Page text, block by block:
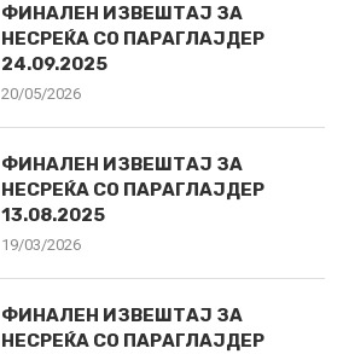
ФИНАЛЕН ИЗВЕШТАЈ ЗА
НЕСРЕЌА СО ПАРАГЛАЈДЕР
24.09.2025
20/05/2026
ФИНАЛЕН ИЗВЕШТАЈ ЗА
НЕСРЕЌА СО ПАРАГЛАЈДЕР
13.08.2025
19/03/2026
ФИНАЛЕН ИЗВЕШТАЈ ЗА
НЕСРЕЌА СО ПАРАГЛАЈДЕР